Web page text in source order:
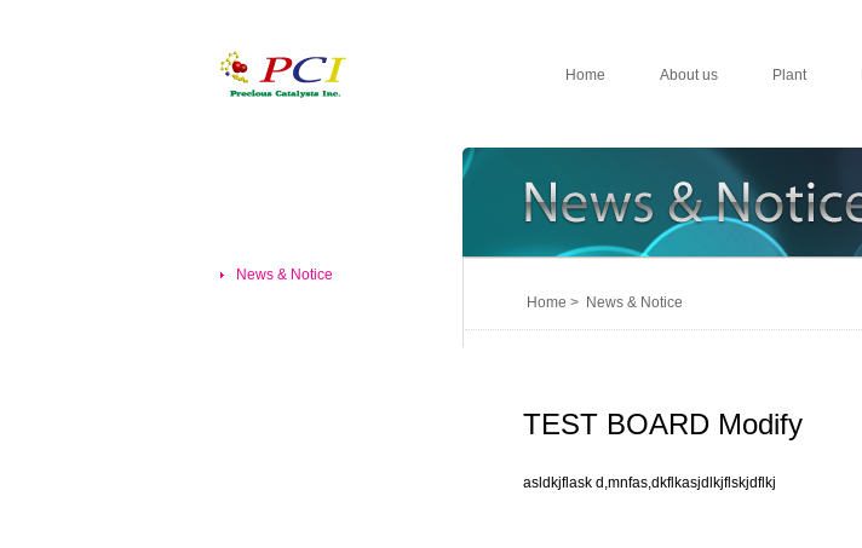
Home About us Plant
News & Notice
Home > News & Notice
TEST BOARD Modify
asldkjflask d,mnfas,dkflkasjdlkjflskjdflkj